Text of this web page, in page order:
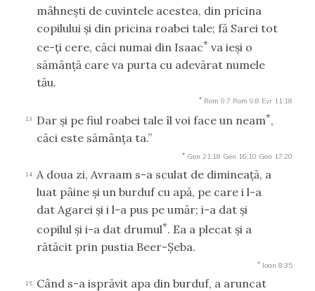
mâhneşti de cuvintele acestea, din pricina
copilului şi din pricina roabei tale; fă Sarei tot
ce-ţi cere, căci numai din Isaac* va ieşi o
sămânţă care va purta cu adevărat numele
tău.
* Rom 9:7 Rom 9:8 Evr 11:18
13 Dar şi pe fiul roabei tale îl voi face un neam*,
căci este sămânţa ta.”
* Gen 21:18 Gen 16:10 Gen 17:20
14 A doua zi, Avraam s-a sculat de dimineaţă, a
luat pâine şi un burduf cu apă, pe care i l-a
dat Agarei şi i l-a pus pe umăr; i-a dat şi
copilul şi i-a dat drumul*. Ea a plecat şi a
rătăcit prin pustia Beer-Şeba.
* Ioan 8:35
15
Când s-a isprăvit apa din burduf, a aruncat